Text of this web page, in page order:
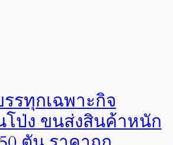
รทุกเฉพาะกิจ
โป่ง ขนส่งสินค้าหนัก